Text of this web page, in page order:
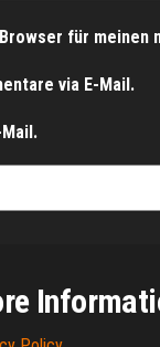
für meinen
via E-Mail.